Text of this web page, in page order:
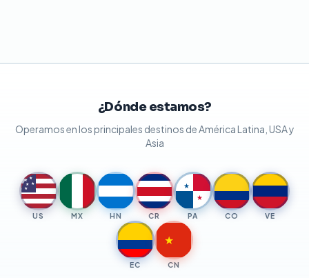
¿Dónde estamos?
Operamos en los principales destinos de América Latina, USA y
Asia
★ ★
★ ★
★
US MX HN CR
★
★
PA CO VE
EC
★
CN